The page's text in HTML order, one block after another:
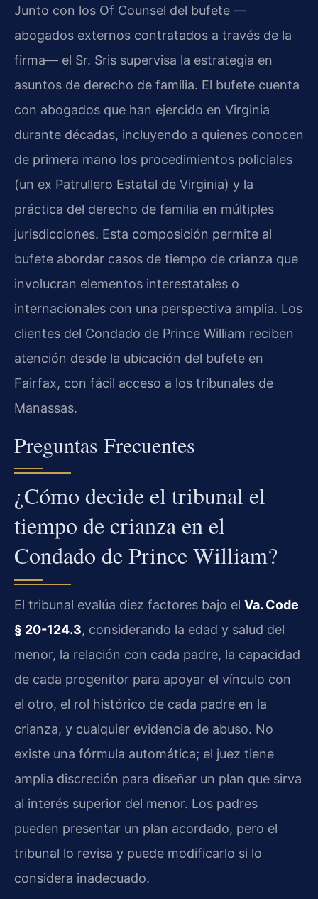
Junto con los Of Counsel del bufete —
abogados externos contratados a través de la
firma— el Sr. Sris supervisa la estrategia en
asuntos de derecho de familia. El bufete cuenta
con abogados que han ejercido en Virginia
durante décadas, incluyendo a quienes conocen
de primera mano los procedimientos policiales
(un ex Patrullero Estatal de Virginia) y la
práctica del derecho de familia en múltiples
jurisdicciones. Esta composición permite al
bufete abordar casos de tiempo de crianza que
involucran elementos interestatales o
internacionales con una perspectiva amplia. Los
clientes del Condado de Prince William reciben
atención desde la ubicación del bufete en
Fairfax, con fácil acceso a los tribunales de
Manassas.
Preguntas Frecuentes
¿Cómo decide el tribunal el
tiempo de crianza en el
Condado de Prince William?
El tribunal evalúa diez factores bajo el Va. Code
§ 20-124.3, considerando la edad y salud del
menor, la relación con cada padre, la capacidad
de cada progenitor para apoyar el vínculo con
el otro, el rol histórico de cada padre en la
crianza, y cualquier evidencia de abuso. No
existe una fórmula automática; el juez tiene
amplia discreción para diseñar un plan que sirva
al interés superior del menor. Los padres
pueden presentar un plan acordado, pero el
tribunal lo revisa y puede modificarlo si lo
considera inadecuado.